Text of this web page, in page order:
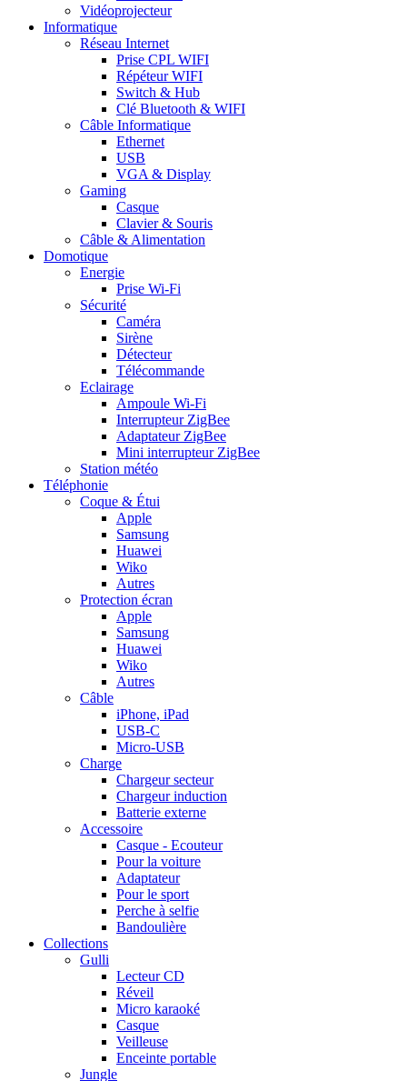
Vidéoprojecteur
Informatique
Réseau Internet
Prise CPL WIFI
Répéteur WIFI
Switch & Hub
Clé Bluetooth & WIFI
Câble Informatique
Ethernet
USB
VGA & Display
Gaming
Casque
Clavier & Souris
Câble & Alimentation
Domotique
Energie
Prise Wi-Fi
Sécurité
Caméra
Sirène
Détecteur
Télécommande
Eclairage
Ampoule Wi-Fi
Interrupteur ZigBee
Adaptateur ZigBee
Mini interrupteur ZigBee
Station météo
Téléphonie
Coque & Étui
Apple
Samsung
Huawei
Wiko
Autres
Protection écran
Apple
Samsung
Huawei
Wiko
Autres
Câble
iPhone, iPad
USB-C
Micro-USB
Charge
Chargeur secteur
Chargeur induction
Batterie externe
Accessoire
Casque - Ecouteur
Pour la voiture
Adaptateur
Pour le sport
Perche à selfie
Bandoulière
Collections
Gulli
Lecteur CD
Réveil
Micro karaoké
Casque
Veilleuse
Enceinte portable
Jungle